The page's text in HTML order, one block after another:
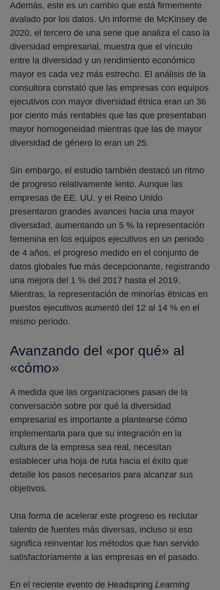
Además, este es un cambio que está firmemente
avalado por los datos. Un informe de McKinsey de
2020, el tercero de una serie que analiza el caso la
diversidad empresarial, muestra que el vínculo
entre la diversidad y un rendimiento económico
mayor es cada vez más estrecho. El análisis de la
consultora constató que las empresas con equipos
ejecutivos con mayor diversidad étnica eran un 36
por ciento más rentables que las que presentaban
mayor homogeneidad mientras que las de mayor
diversidad de género lo eran un 25.
Sin embargo, el estudio también destacó un ritmo
de progreso relativamente lento. Aunque las
empresas de EE. UU. y el Reino Unido
presentaron grandes avances hacia una mayor
diversidad, aumentando un 5 % la representación
femenina en los equipos ejecutivos en un periodo
de 4 años, el progreso medido en el conjunto de
datos globales fue más decepcionante, registrando
una mejora del 1 % del 2017 hasta el 2019.
Mientras, la representación de minorías étnicas en
puestos ejecutivos aumentó del 12 al 14 % en el
mismo periodo.
Avanzando del «por qué» al
«cómo»
A medida que las organizaciones pasan de la
conversación sobre por qué la diversidad
empresarial es importante a plantearse cómo
implementarla para que su integración en la
cultura de la empresa sea real, necesitan
establecer una hoja de ruta hacia el éxito que
detalle los pasos necesarios para alcanzar sus
objetivos.
Una forma de acelerar este progreso es reclutar
talento de fuentes más diversas, incluso si eso
significa reinventar los métodos que han servido
satisfactoriamente a las empresas en el pasado.
En el reciente evento de Headspring Learning